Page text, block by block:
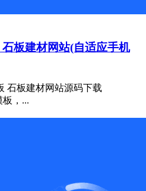
板建材网站(自适应手机
石板建材网站源码下载
板，...